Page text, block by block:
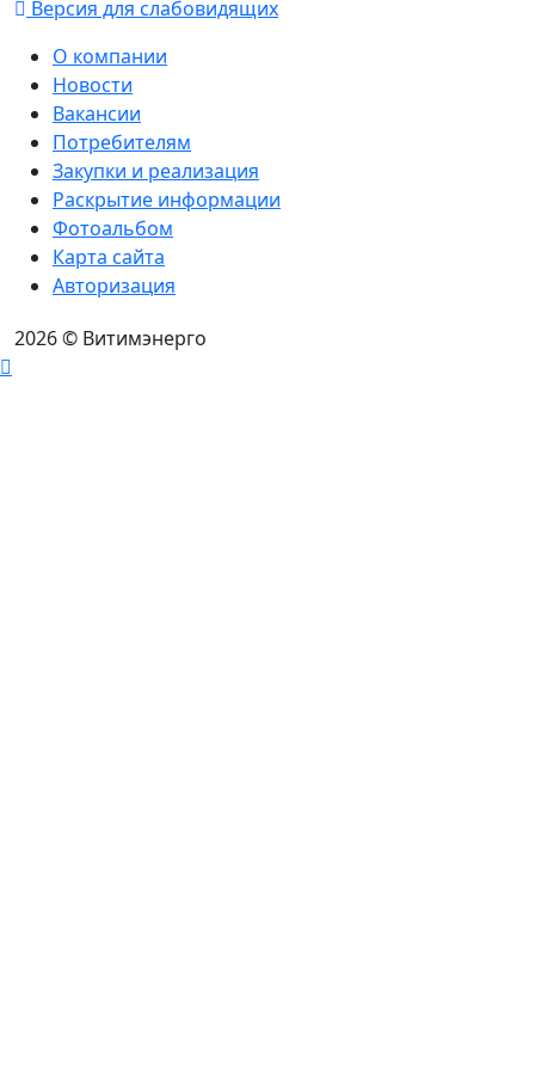
Версия для слабовидящих
О компании
Новости
Вакансии
Потребителям
Закупки и реализация
Раскрытие информации
Фотоальбом
Карта сайта
Авторизация
2026© Витимэнерго